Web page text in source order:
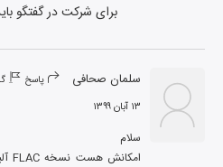
برای شرکت در گفتگو
سلمان صحافی پاسخ
۱۳ آبان ۱۳۹۹